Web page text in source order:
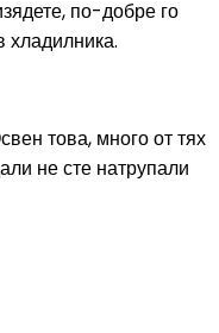
по-добре го
хладилника.
това, много от тях
не сте натрупали